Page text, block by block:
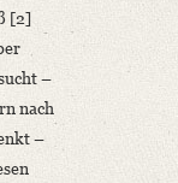
[2]
–
nach
–